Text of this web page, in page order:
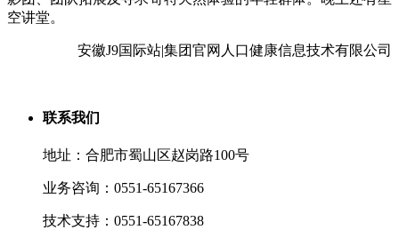
空讲堂。
安徽J9国际站|集团官网人口健康信息技术有限公司
联系我们
地址：合肥市蜀山区赵岗路100号
业务咨询：0551-65167366
技术支持：0551-65167838